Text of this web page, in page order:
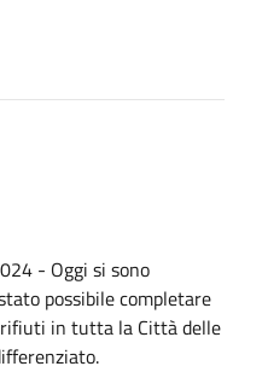
- Oggi si sono
possibile completare
in tutta la Città delle